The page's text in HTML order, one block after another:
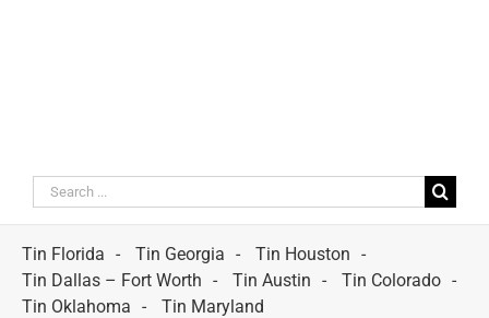
Search
for:
Tin Florida
Tin Georgia
Tin Houston
Tin Dallas – Fort Worth
Tin Austin
Tin Colorado
Tin Oklahoma
Tin Maryland